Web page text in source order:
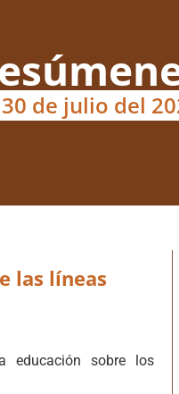
de julio del
las líneas
educación sobre los